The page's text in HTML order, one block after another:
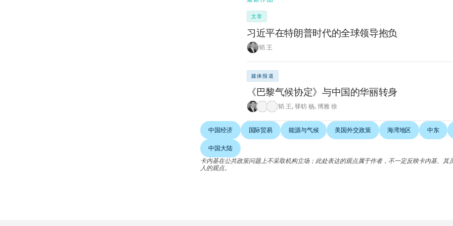
文章
习近平在特朗普时代的全球领导抱负
韬 王
媒体报道
《巴黎气候协定》与中国的华丽转身
韬 王, 驿昉 杨, 博雅 徐
中国经济 国际贸易 能源与气候 美国外交政策 海湾地区 中东
中国大陆
卡内基在公共政策问题上不采取机构立场；此处表达的观点属于作者，不一定反映卡内基、其
人的观点。